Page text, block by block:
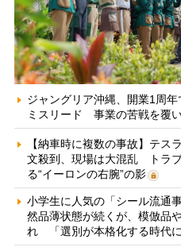
ジャングリア沖縄、開業1周
ミスリード 事業の苦戦を覆
【納車時に複数の事故】テス
文殺到、現場は大混乱 トラ
る“イーロンの右腕”の影
小学生に人気の「シール流通
然品薄状態が続くが、模倣品
れ 「選別が本格化する時代に